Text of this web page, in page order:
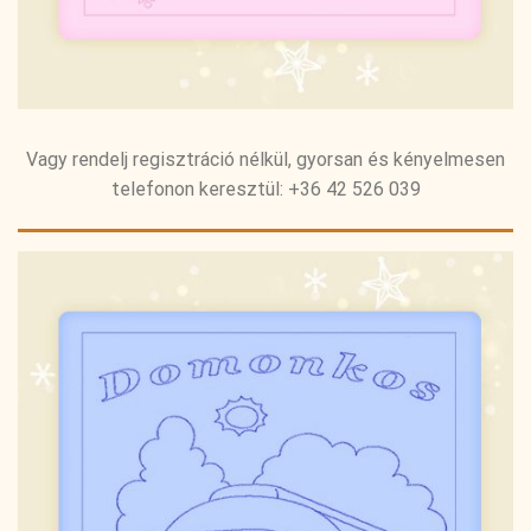
Vagy rendelj regisztráció nélkül, gyorsan és kényelmesen
telefonon keresztül: +36 42 526 039